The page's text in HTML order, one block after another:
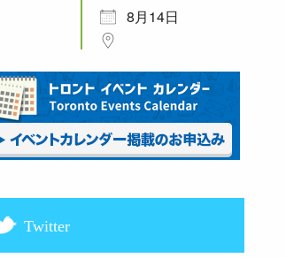
8月14日
Twitter